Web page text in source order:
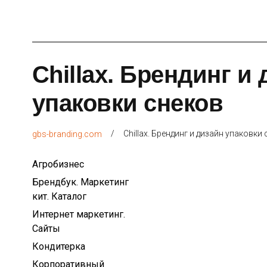
Chillax. Брендинг и
упаковки снеков
gbs-branding.com / Chillax. Брендинг и дизайн упаковки
Агробизнес
Брендбук. Маркетинг
кит. Каталог
Интернет маркетинг.
Сайты
Кондитерка
Корпоративный